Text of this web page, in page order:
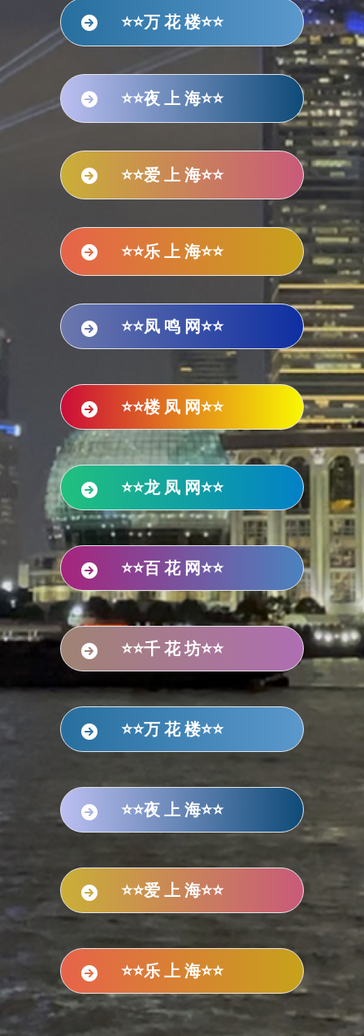
⭐⭐万 花 楼⭐⭐
⭐⭐夜 上 海⭐⭐
⭐⭐爱 上 海⭐⭐
⭐⭐乐 上 海⭐⭐
⭐⭐凤 鸣 网⭐⭐
⭐⭐楼 凤 网⭐⭐
⭐⭐龙 凤 网⭐⭐
⭐⭐百 花 网⭐⭐
⭐⭐千 花 坊⭐⭐
⭐⭐万 花 楼⭐⭐
⭐⭐夜 上 海⭐⭐
⭐⭐爱 上 海⭐⭐
⭐⭐乐 上 海⭐⭐